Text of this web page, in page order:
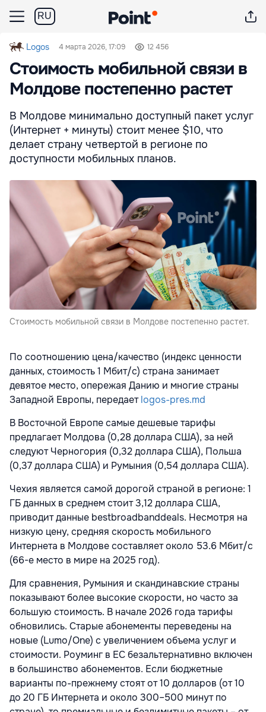
RU
Logos 4 марта 2026, 17:09 12 456
Стоимость мобильной связи в
Молдове постепенно растет
В Молдове минимально доступный пакет услуг
(Интернет + минуты) стоит менее $10, что
делает страну четвертой в регионе по
доступности мобильных планов.
Стоимость мобильной связи в Молдове постепенно растет.
По соотношению цена/качество (индекс ценности
данных, стоимость 1 Мбит/с) страна занимает
девятое место, опережая Данию и многие страны
Западной Европы, передаетlogos-pres.md
В Восточной Европе самые дешевые тарифы
предлагает Молдова (0,28 доллара США), за ней
следуют Черногория (0,32 доллара США), Польша
(0,37 доллара США) и Румыния (0,54 доллара США).
Чехия является самой дорогой страной в регионе: 1
ГБ данных в среднем стоит 3,12 доллара США,
приводит данные bestbroadbanddeals. Несмотря на
низкую цену, средняя скорость мобильного
Интернета в Молдове составляет около 53.6 Мбит/с
(66-е место в мире на 2025 год).
Для сравнения, Румыния и скандинавские страны
показывают более высокие скорости, но часто за
большую стоимость. В начале 2026 года тарифы
обновились. Старые абонементы переведены на
новые (Lumo/One) с увеличением объема услуг и
стоимости. Роуминг в ЕС безальтернативно включен
в большинство абонементов. Если бюджетные
варианты по-прежнему стоят от 10 долларов (от 10
до 20 ГБ Интернета и около 300–500 минут по